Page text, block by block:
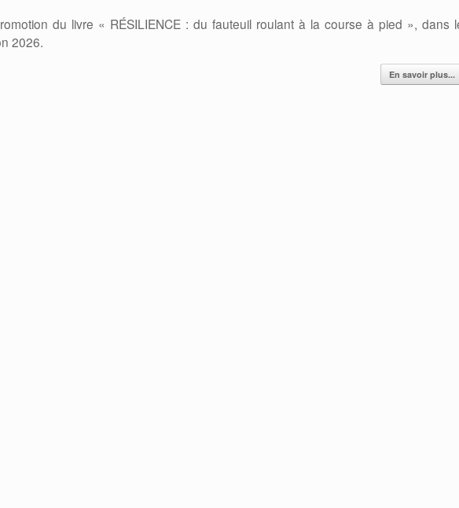
du livre « RÉSILIENCE : du fauteuil roulant à la course à pied », dans
2026.
En savoir plus...